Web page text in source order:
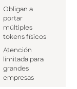
Obligan a
portar
múltiples
tokens físicos
Atención
limitada para
grandes
empresas